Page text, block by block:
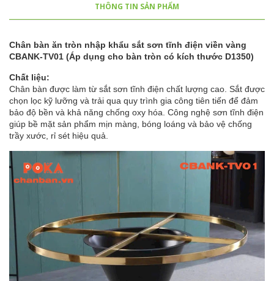
THÔNG TIN SẢN PHẨM
Chân bàn ăn tròn nhập khẩu sắt sơn tĩnh điện viền vàng
CBANK-TV01 (Áp dụng cho bàn tròn có kích thước D1350)
Chất liệu:
Chân bàn được làm từ sắt sơn tĩnh điện chất lượng cao. Sắt được
chọn lọc kỹ lưỡng và trải qua quy trình gia công tiên tiến để đảm
bảo độ bền và khả năng chống oxy hóa. Công nghệ sơn tĩnh điện
giúp bề mặt sản phẩm mịn màng, bóng loáng và bảo vệ chống
trầy xước, rỉ sét hiệu quả.